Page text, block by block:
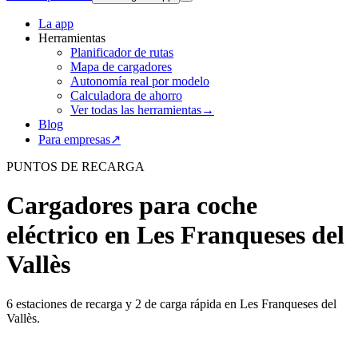
La app
Herramientas
Planificador de rutas
Mapa de cargadores
Autonomía real por modelo
Calculadora de ahorro
Ver todas las herramientas→
Blog
Para empresas↗
PUNTOS DE RECARGA
Cargadores para coche
eléctrico en Les Franqueses del
Vallès
6 estaciones de recarga y 2 de carga rápida en Les Franqueses del
Vallès.